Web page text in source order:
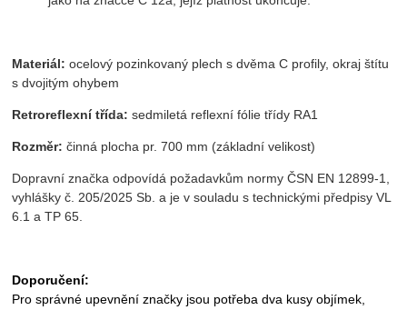
Materiál: ocelový pozinkovaný plech s dvěma C profily, okraj štítu
s dvojitým ohybem
Retroreflexní třída: sedmiletá reflexní fólie třídy RA1
Rozměr: činná plocha pr. 700 mm (základní velikost)
Dopravní značka odpovídá požadavkům normy ČSN EN 12899-1,
vyhlášky č. 205/2025 Sb. a je v souladu s technickými předpisy VL
6.1 a TP 65.
Doporučení:
Pro správné upevnění značky jsou potřeba dva kusy objímek,